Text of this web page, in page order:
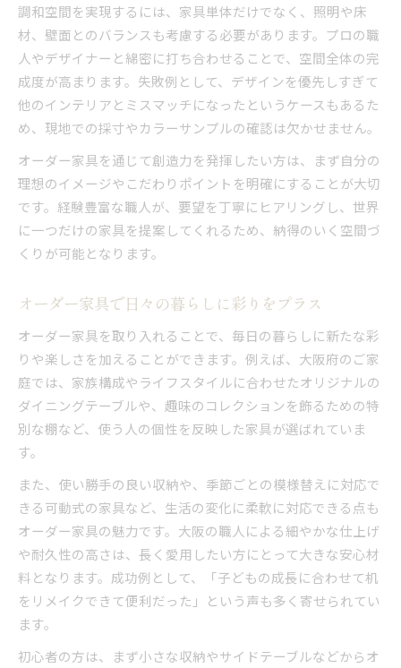
調和空間を実現するには、家具単体だけでなく、照明や床
材、壁面とのバランスも考慮する必要があります。プロの職
人やデザイナーと綿密に打ち合わせることで、空間全体の完
成度が高まります。失敗例として、デザインを優先しすぎて
他のインテリアとミスマッチになったというケースもあるた
め、現地での採寸やカラーサンプルの確認は欠かせません。
オーダー家具を通じて創造力を発揮したい方は、まず自分の
理想のイメージやこだわりポイントを明確にすることが大切
です。経験豊富な職人が、要望を丁寧にヒアリングし、世界
に一つだけの家具を提案してくれるため、納得のいく空間づ
くりが可能となります。
オーダー家具で日々の暮らしに彩りをプラス
オーダー家具を取り入れることで、毎日の暮らしに新たな彩
りや楽しさを加えることができます。例えば、大阪府のご家
庭では、家族構成やライフスタイルに合わせたオリジナルの
ダイニングテーブルや、趣味のコレクションを飾るための特
別な棚など、使う人の個性を反映した家具が選ばれていま
す。
また、使い勝手の良い収納や、季節ごとの模様替えに対応で
きる可動式の家具など、生活の変化に柔軟に対応できる点も
オーダー家具の魅力です。大阪の職人による細やかな仕上げ
や耐久性の高さは、長く愛用したい方にとって大きな安心材
料となります。成功例として、「子どもの成長に合わせて机
をリメイクできて便利だった」という声も多く寄せられてい
ます。
初心者の方は、まず小さな収納やサイドテーブルなどからオ